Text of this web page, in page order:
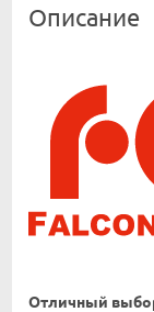
Описание
Отличный